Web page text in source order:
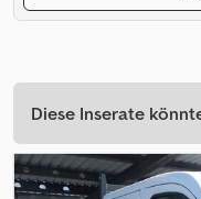
Diese Inserate